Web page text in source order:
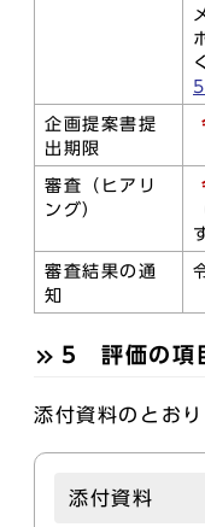
企画提案書提
出期限
審査（ヒアリ
ング）
審査結果の通
知
5 評価の項
添付資料のとおり
添付資料